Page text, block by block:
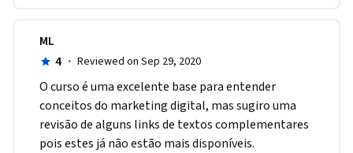
ML
4 · Reviewed on Sep 29, 2020
O curso é uma excelente base para entender
conceitos do marketing digital, mas sugiro uma
revisão de alguns links de textos complementares
pois estes já não estão mais disponíveis.